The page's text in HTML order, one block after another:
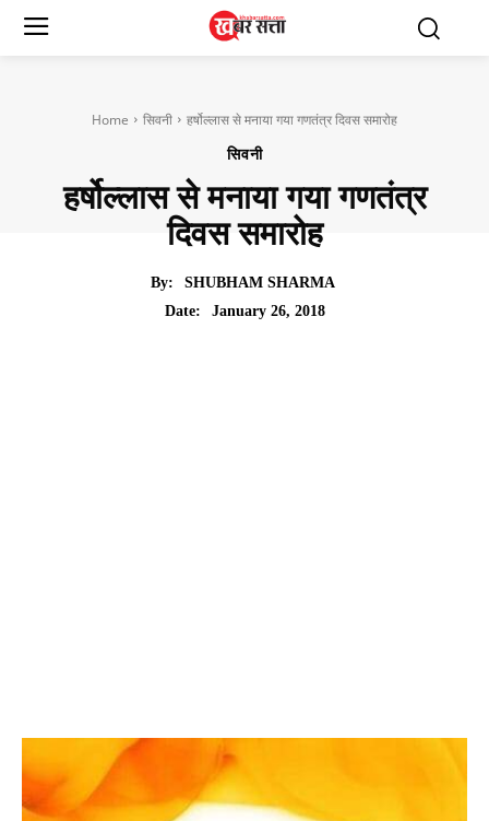
Home सिवनी हर्षोल्लास से मनाया गया गणतंत्र दिवस समारोह
सिवनी
हर्षोल्लास से मनाया गया गणतंत्र
दिवस समारोह
By:
SHUBHAM SHARMA
Date:
January 26, 2018